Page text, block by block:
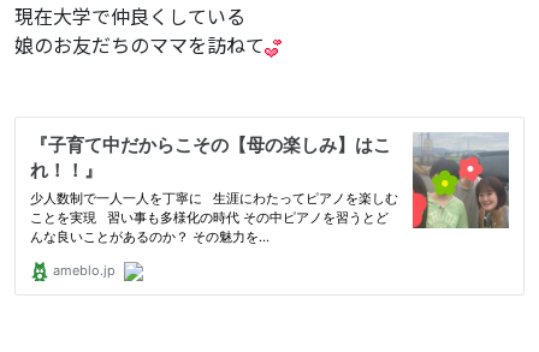
現在大学で仲良くしている
娘のお友だちのママを訪ねて